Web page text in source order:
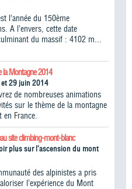
l’année du 150ème
A l’envers, cette date
du massif : 4102 m...
la Montagne 2014
et 29 juin 2014
de nombreuses animations
sur le thème de la montagne
en France.
site climbing-mont-blanc
plus sur l’ascension du mont
des alpinistes a pris
l’expérience du Mont